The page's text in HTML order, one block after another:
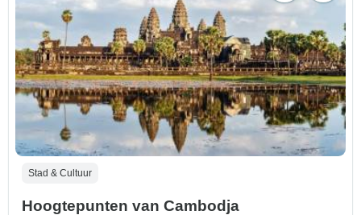
Stad & Cultuur
Hoogtepunten van Cambodja